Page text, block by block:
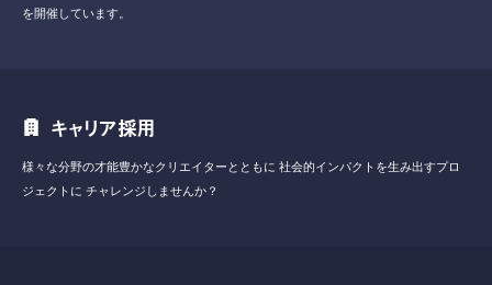
を開催しています。
キャリア採用
様々な分野の才能豊かなクリエイターとともに 社会的インパクトを生み出すプロ
ジェクトに チャレンジしませんか？